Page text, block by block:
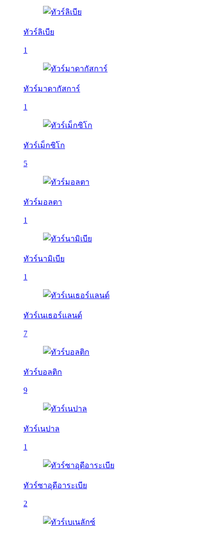
ทัวร์ลิเบีย
1
ทัวร์มาดากัสการ์
1
ทัวร์เม็กซิโก
5
ทัวร์มอลตา
1
ทัวร์นามิเบีย
1
ทัวร์เนเธอร์แลนด์
7
ทัวร์บอลติก
9
ทัวร์เนปาล
1
ทัวร์ซาอุดีอาระเบีย
2